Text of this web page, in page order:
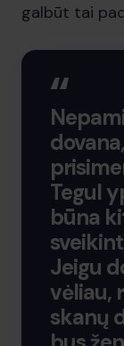
galbūt tai
Tegul
būna
Jeigu
vėliau,
skanų